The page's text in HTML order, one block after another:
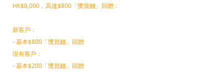
HK$8,000，高達$800「獎賞錢」回贈：
新客戶：
- 基本$800「獎賞錢」回贈
現有客戶：
- 基本$200「獎賞錢」回贈